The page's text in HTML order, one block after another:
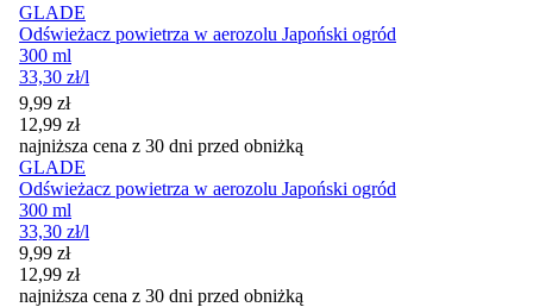
GLADE
Odświeżacz powietrza w aerozolu Japoński ogród
300 ml
33,30 zł/l
Cena promocyjna
9,99 zł
12,99 zł
najniższa cena z 30 dni przed obniżką
GLADE
Odświeżacz powietrza w aerozolu Japoński ogród
300 ml
33,30 zł/l
Cena promocyjna
9,99 zł
12,99 zł
najniższa cena z 30 dni przed obniżką